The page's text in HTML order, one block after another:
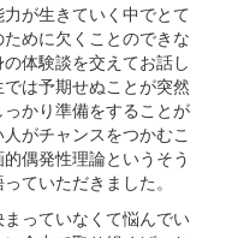
が生きていく中でとて
めに欠くことのできな
体験談を交えてお話し
は予期せぬことが突然
かり準備をすることが
がチャンスをつかむこ
偶発性理論というそう
ていただきました。
っていなくて悩んでい